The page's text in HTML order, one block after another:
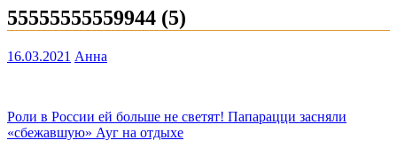
55555555559944 (5)
16.03.2021 Анна
Навигация
по
Роли в России ей больше не светят! Папарацци засняли
«сбежавшую» Ауг на отдыхе